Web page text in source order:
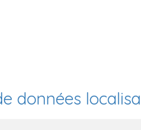
données